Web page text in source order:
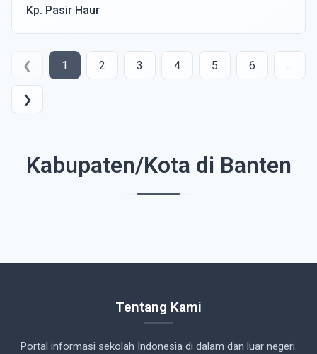
Kp. Pasir Haur
❮ 1 2 3 4 5 6 ...
❯
Kabupaten/Kota di Banten
Tentang Kami
Portal informasi sekolah Indonesia di dalam dan luar negeri.